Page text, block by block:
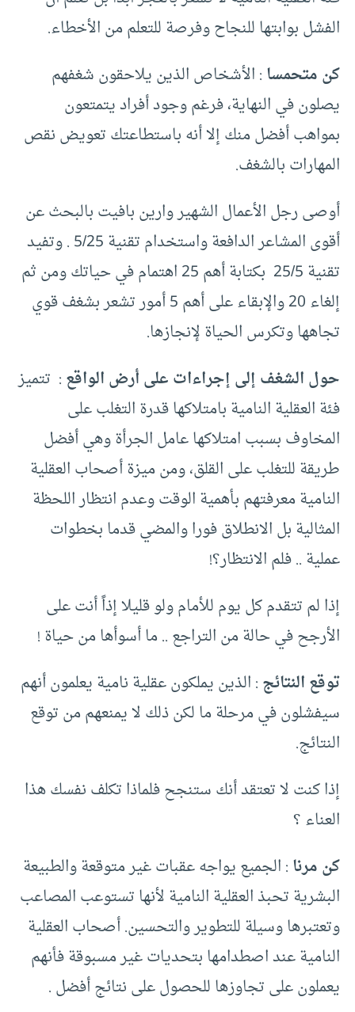
الفشل بوابتها للنجاح وفرصة للتعلم من الأخطاء.
كن متحمسا: الأشخاص الذين يلاحقون شغفهم
يصلون في النهاية، فرغم وجود أفراد يتمتعون
بمواهب أفضل منك إلا أنه باستطاعتك تعويض نقص
المهارات بالشغف.
أوصى رجل الأعمال الشهير وارين بافيت بالبحث عن
أقوى المشاعر الدافعة واستخدام تقنية 5/25 . وتفيد
تقنية 25/5 بكتابة أهم 25 اهتمام في حياتك ومن ثم
إلغاء 20 والإبقاء على أهم 5 أمور تشعر بشغف قوي
تجاهها وتكرس الحياة لإنجازها.
حول الشغف إلى إجراءات على أرض الواقع: تتميز
فئة العقلية النامية بامتلاكها قدرة التغلب على
المخاوف بسبب امتلاكها عامل الجرأة وهي أفضل
طريقة للتغلب على القلق، ومن ميزة أصحاب العقلية
النامية معرفتهم بأهمية الوقت وعدم انتظار اللحظة
المثالية بل الانطلاق فورا والمضي قدما بخطوات
عملية .. فلم الانتظار؟!
إذا لم تتقدم كل يوم للأمام ولو قليلا إذاً أنت على
الأرجح في حالة من التراجع .. ما أسوأها من حياة !
توقع النتائج: الذين يملكون عقلية نامية يعلمون أنهم
سيفشلون في مرحلة ما لكن ذلك لا يمنعهم من توقع
النتائج.
إذا كنت لا تعتقد أنك ستنجح فلماذا تكلف نفسك هذا
العناء ؟
كن مرنا: الجميع يواجه عقبات غير متوقعة والطبيعة
البشرية تحبذ العقلية النامية لأنها تستوعب المصاعب
وتعتبرها وسيلة للتطوير والتحسين. أصحاب العقلية
النامية عند اصطدامها بتحديات غير مسبوقة فأنهم
يعملون على تجاوزها للحصول على نتائج أفضل .